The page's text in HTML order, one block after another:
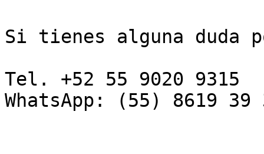
Si tienes alguna duda
Tel. +52 55 9020 9315
WhatsApp: (55) 8619 39